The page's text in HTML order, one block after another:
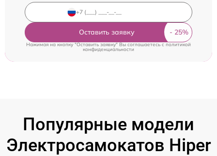
Оставить заявку
Нажимая на кнопку "Оставить заявку" Вы соглашаетесь cполитикой
конфиденциальности
Популярные модели
Электросамокатов Hiper